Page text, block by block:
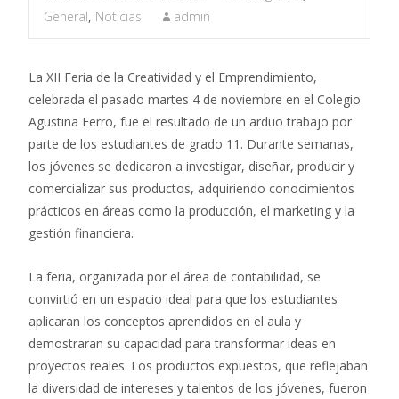
General, Noticias admin
La XII Feria de la Creatividad y el Emprendimiento,
celebrada el pasado martes 4 de noviembre en el Colegio
Agustina Ferro, fue el resultado de un arduo trabajo por
parte de los estudiantes de grado 11. Durante semanas,
los jóvenes se dedicaron a investigar, diseñar, producir y
comercializar sus productos, adquiriendo conocimientos
prácticos en áreas como la producción, el marketing y la
gestión financiera.
La feria, organizada por el área de contabilidad, se
convirtió en un espacio ideal para que los estudiantes
aplicaran los conceptos aprendidos en el aula y
demostraran su capacidad para transformar ideas en
proyectos reales. Los productos expuestos, que reflejaban
la diversidad de intereses y talentos de los jóvenes, fueron